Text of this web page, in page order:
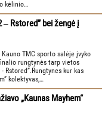
kėlinio…
‒ Rstored” bei žengė į
TMC sporto salėje įvyko
rungtynės tarp vietos
Rstored”.Rungtynes kur kas
kolektyvas,…
„Kaunas Mayhem“